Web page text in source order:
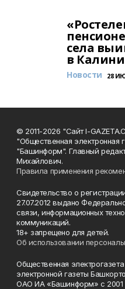
села
в
Новости 28
© 2011-2026 "Сайт I-
"Общественная
"Башинформ". Главный
Михайлович.
Правила применения
Свидетельство о
27.07.2012 выдано
связи, информационных
коммуникаций.
18+ запрещено для детей.
Об использовании
Общественная
электронной газеты
ОАО ИА «Башинформ» с 2001